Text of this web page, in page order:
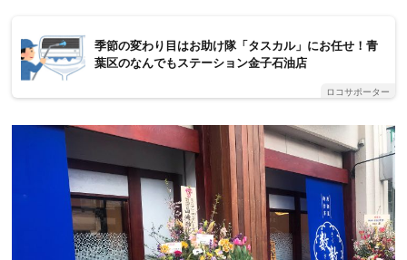
季節の変わり目はお助け隊「タスカル」にお任せ！青
葉区のなんでもステーション金子石油店
ロコサポーター